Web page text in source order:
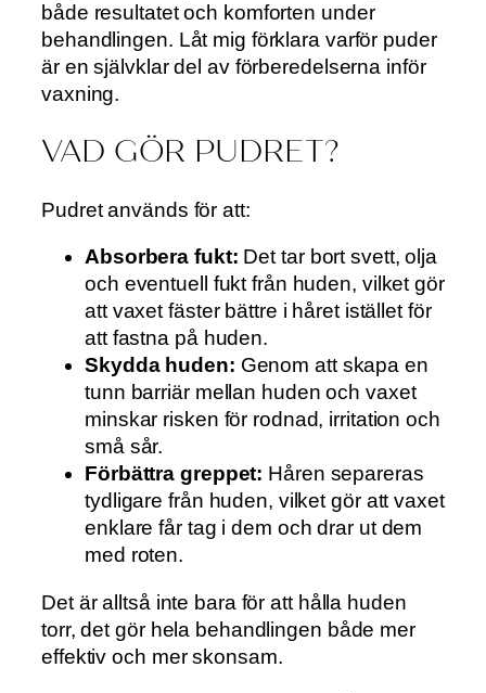
både resultatet och komforten under
behandlingen. Låt mig förklara varför puder
är en självklar del av förberedelserna inför
vaxning.
VAD GÖR PUDRET?
Pudret används för att:
Absorbera fukt: Det tar bort svett, olja
och eventuell fukt från huden, vilket gör
att vaxet fäster bättre i håret istället för
att fastna på huden.
Skydda huden: Genom att skapa en
tunn barriär mellan huden och vaxet
minskar risken för rodnad, irritation och
små sår.
Förbättra greppet: Håren separeras
tydligare från huden, vilket gör att vaxet
enklare får tag i dem och drar ut dem
med roten.
Det är alltså inte bara för att hålla huden
torr, det gör hela behandlingen både mer
effektiv och mer skonsam.